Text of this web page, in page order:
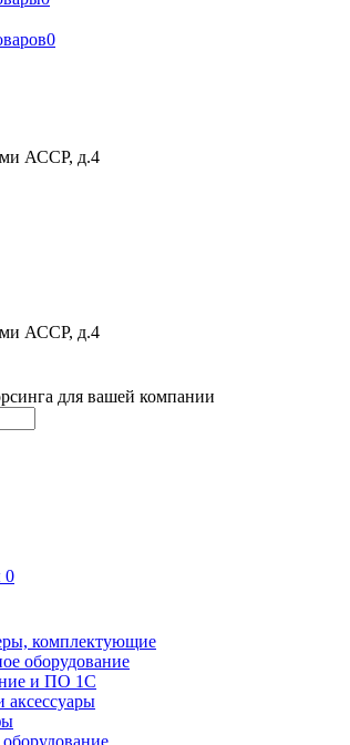
0
АССР, д.4
АССР, д.4
для вашей компании
0
комплектующие
оборудование
и ПО 1С